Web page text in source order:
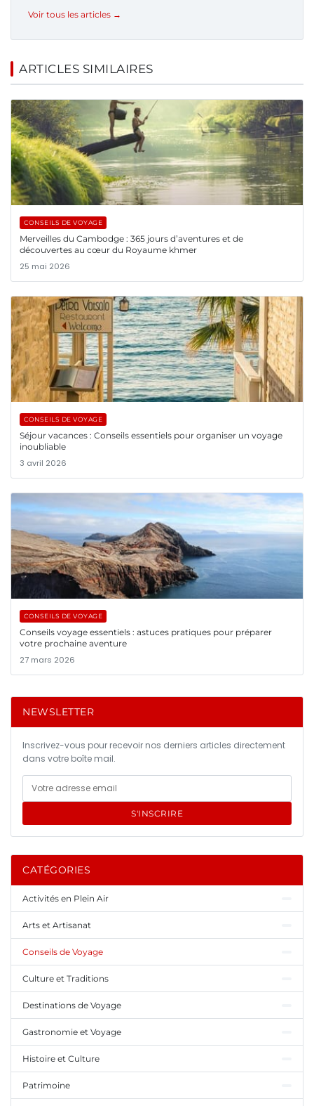
Voir tous les articles →
ARTICLES SIMILAIRES
CONSEILS DE VOYAGE
Merveilles du Cambodge : 365 jours d’aventures et de
découvertes au cœur du Royaume khmer
25 mai 2026
CONSEILS DE VOYAGE
Séjour vacances : Conseils essentiels pour organiser un voyage
inoubliable
3 avril 2026
CONSEILS DE VOYAGE
Conseils voyage essentiels : astuces pratiques pour préparer
votre prochaine aventure
27 mars 2026
NEWSLETTER
Inscrivez-vous pour recevoir nos derniers articles directement
dans votre boîte mail.
S'INSCRIRE
CATÉGORIES
Activités en Plein Air
Arts et Artisanat
Conseils de Voyage
Culture et Traditions
Destinations de Voyage
Gastronomie et Voyage
Histoire et Culture
Patrimoine